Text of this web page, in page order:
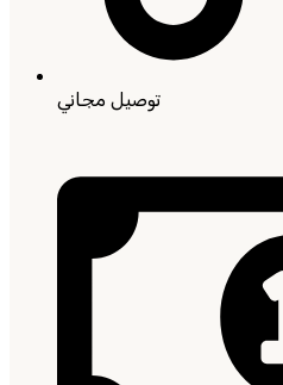
توصيل مجاني